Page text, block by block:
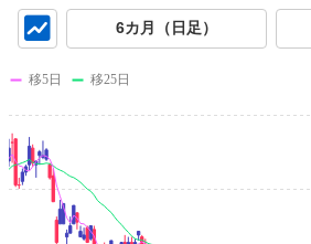
6カ月（日足）
移5日 移25日